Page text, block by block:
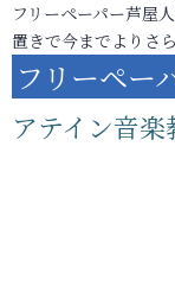
フリーペーパー芦屋
置きで今までよりさ
フリーペー
アテイン音楽